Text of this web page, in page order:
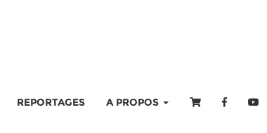
REPORTAGES A PROPOS